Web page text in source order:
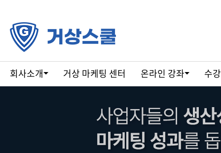
회사소개 거상 마케팅 센터 온라인 강좌 수